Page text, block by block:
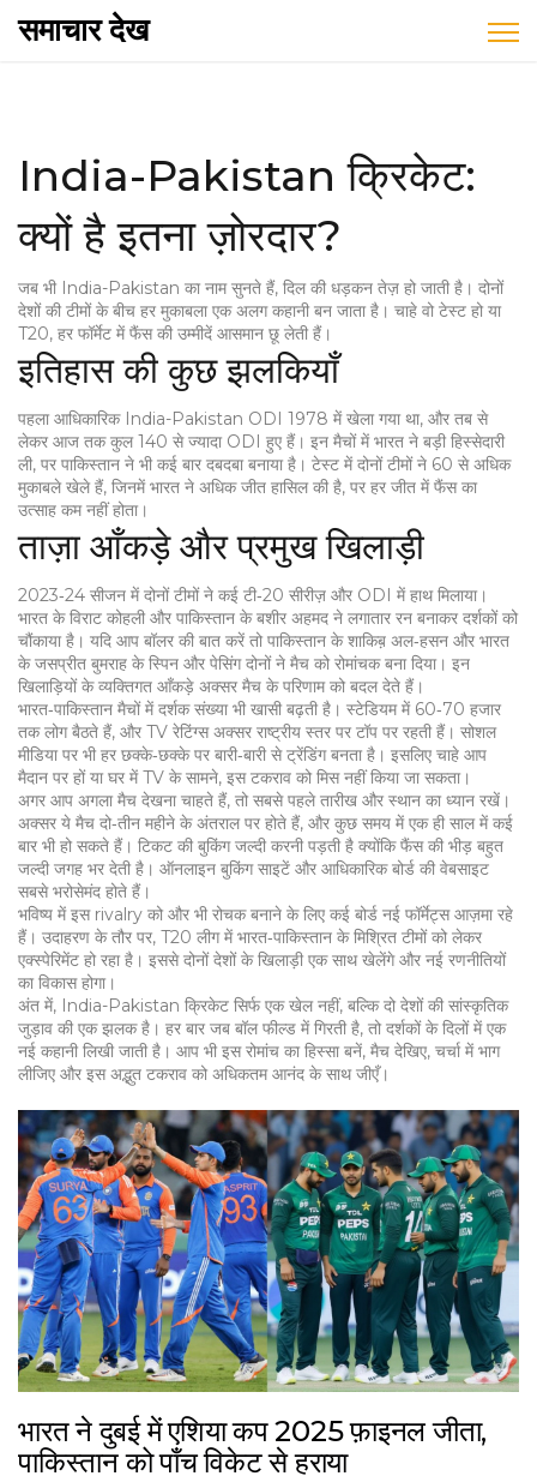
समाचार देख
India-Pakistan क्रिकेट:
क्यों है इतना ज़ोरदार?
जब भी India-Pakistan का नाम सुनते हैं, दिल की धड़कन तेज़ हो जाती है। दोनों
देशों की टीमों के बीच हर मुकाबला एक अलग कहानी बन जाता है। चाहे वो टेस्ट हो या
T20, हर फॉर्मेट में फैंस की उम्मीदें आसमान छू लेती हैं।
इतिहास की कुछ झलकियाँ
पहला आधिकारिक India-Pakistan ODI 1978 में खेला गया था, और तब से
लेकर आज तक कुल 140 से ज्यादा ODI हुए हैं। इन मैचों में भारत ने बड़ी हिस्सेदारी
ली, पर पाकिस्तान ने भी कई बार दबदबा बनाया है। टेस्ट में दोनों टीमों ने 60 से अधिक
मुकाबले खेले हैं, जिनमें भारत ने अधिक जीत हासिल की है, पर हर जीत में फैंस का
उत्साह कम नहीं होता।
ताज़ा आँकड़े और प्रमुख खिलाड़ी
2023‑24 सीजन में दोनों टीमों ने कई टी‑20 सीरीज़ और ODI में हाथ मिलाया।
भारत के विराट कोहली और पाकिस्तान के बशीर अहमद ने लगातार रन बनाकर दर्शकों को
चौंकाया है। यदि आप बॉलर की बात करें तो पाकिस्तान के शाकिब़ अल‑हसन और भारत
के जसप्रीत बुमराह के स्पिन और पेसिंग दोनों ने मैच को रोमांचक बना दिया। इन
खिलाड़ियों के व्यक्तिगत आँकड़े अक्सर मैच के परिणाम को बदल देते हैं।
भारत‑पाकिस्तान मैचों में दर्शक संख्या भी खासी बढ़ती है। स्टेडियम में 60‑70 हजार
तक लोग बैठते हैं, और TV रेटिंग्स अक्सर राष्ट्रीय स्तर पर टॉप पर रहती हैं। सोशल
मीडिया पर भी हर छक्के‑छक्के पर बारी‑बारी से ट्रेंडिंग बनता है। इसलिए चाहे आप
मैदान पर हों या घर में TV के सामने, इस टकराव को मिस नहीं किया जा सकता।
अगर आप अगला मैच देखना चाहते हैं, तो सबसे पहले तारीख और स्थान का ध्यान रखें।
अक्सर ये मैच दो‑तीन महीने के अंतराल पर होते हैं, और कुछ समय में एक ही साल में कई
बार भी हो सकते हैं। टिकट की बुकिंग जल्दी करनी पड़ती है क्योंकि फैंस की भीड़ बहुत
जल्दी जगह भर देती है। ऑनलाइन बुकिंग साइटें और आधिकारिक बोर्ड की वेबसाइट
सबसे भरोसेमंद होते हैं।
भविष्य में इस rivalry को और भी रोचक बनाने के लिए कई बोर्ड नई फॉर्मेट्स आज़मा रहे
हैं। उदाहरण के तौर पर, T20 लीग में भारत‑पाकिस्तान के मिश्रित टीमों को लेकर
एक्स्पेरिमेंट हो रहा है। इससे दोनों देशों के खिलाड़ी एक साथ खेलेंगे और नई रणनीतियों
का विकास होगा।
अंत में, India-Pakistan क्रिकेट सिर्फ एक खेल नहीं, बल्कि दो देशों की सांस्कृतिक
जुड़ाव की एक झलक है। हर बार जब बॉल फील्ड में गिरती है, तो दर्शकों के दिलों में एक
नई कहानी लिखी जाती है। आप भी इस रोमांच का हिस्सा बनें, मैच देखिए, चर्चा में भाग
लीजिए और इस अद्भुत टकराव को अधिकतम आनंद के साथ जीएँ।
भारत ने दुबई में एशिया कप 2025 फ़ाइनल जीता,
पाकिस्तान को पाँच विकेट से हराया